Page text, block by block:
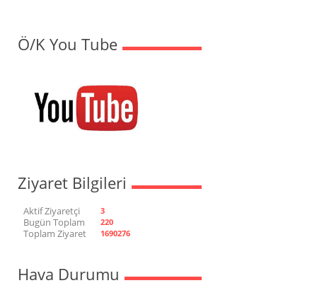
Ö/K You Tube
Ziyaret Bilgileri
Aktif Ziyaretçi 3
Bugün Toplam 220
Toplam Ziyaret 1690276
Hava Durumu